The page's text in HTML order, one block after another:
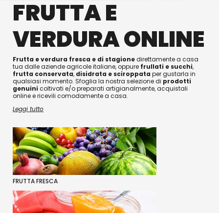
FRUTTA E
VERDURA ONLINE
Frutta e verdura fresca e di stagionedirettamente a casa
tua dalle aziende agricole italiane, oppure frullati e succhi,
frutta conservata, disidrata e sciroppataper gustarla in
qualsiasi momento. Sfoglia la nostra selezione di prodotti
genuinicoltivati e/o preparati artigianalmente, acquistali
online e ricevili comodamente a casa.
Leggi tutto
FRUTTA FRESCA